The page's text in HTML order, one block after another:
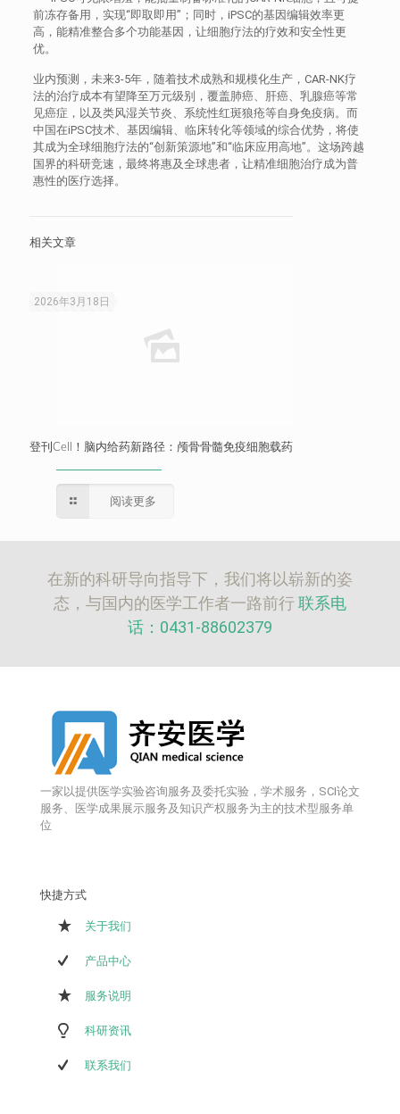
前冻存备用，实现“即取即用”；同时，iPSC的基因编辑效率更
高，能精准整合多个功能基因，让细胞疗法的疗效和安全性更
优。
业内预测，未来3-5年，随着技术成熟和规模化生产，CAR-NK疗
法的治疗成本有望降至万元级别，覆盖肺癌、肝癌、乳腺癌等常
见癌症，以及类风湿关节炎、系统性红斑狼疮等自身免疫病。而
中国在iPSC技术、基因编辑、临床转化等领域的综合优势，将使
其成为全球细胞疗法的“创新策源地”和“临床应用高地”。这场跨越
国界的科研竞速，最终将惠及全球患者，让精准细胞治疗成为普
惠性的医疗选择。
相关文章
2026年3月18日
登刊Cell！脑内给药新路径：颅骨骨髓免疫细胞载药
阅读更多
在新的科研导向指导下，我们将以崭新的姿
态，与国内的医学工作者一路前行联系电
话：0431-88602379
一家以提供医学实验咨询服务及委托实验，学术服务，SCI论文
服务、医学成果展示服务及知识产权服务为主的技术型服务单
位
快捷方式
关于我们
产品中心
服务说明
科研资讯
联系我们